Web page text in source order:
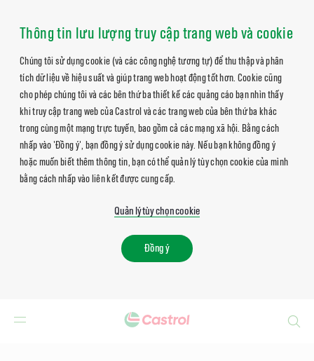
Thông tin lưu lượng truy cập trang web và cookie
Chúng tôi sử dụng cookie (và các công nghệ tương tự) để thu thập và phân
tích dữ liệu về hiệu suất và giúp trang web hoạt động tốt hơn. Cookie cũng
cho phép chúng tôi và các bên thứ ba thiết kế các quảng cáo bạn nhìn thấy
khi truy cập trang web của Castrol và các trang web của bên thứ ba khác
trong cùng một mạng trực tuyến, bao gồm cả các mạng xã hội. Bằng cách
nhấp vào 'Đồng ý', bạn đồng ý sử dụng cookie này. Nếu bạn không đồng ý
hoặc muốn biết thêm thông tin, bạn có thể quản lý tùy chọn cookie của mình
bằng cách nhấp vào liên kết được cung cấp.
Quản lý tùy chọn cookie
Đồng ý